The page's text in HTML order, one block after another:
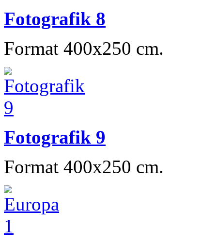
Fotografik 8
Format 400x250 cm.
Fotografik 9
Format 400x250 cm.